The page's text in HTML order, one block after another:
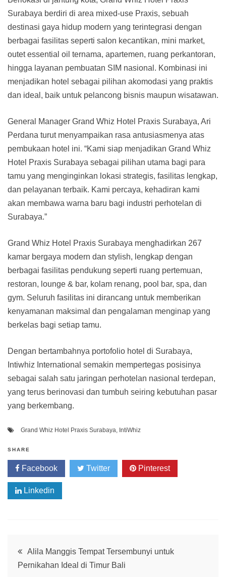
Surabaya berdiri di area mixed-use Praxis, sebuah
destinasi gaya hidup modern yang terintegrasi dengan
berbagai fasilitas seperti salon kecantikan, mini market,
outet essential oil ternama, apartemen, ruang perkantoran,
hingga layanan pembuatan SIM nasional. Kombinasi ini
menjadikan hotel sebagai pilihan akomodasi yang praktis
dan ideal, baik untuk pelancong bisnis maupun wisatawan.
General Manager Grand Whiz Hotel Praxis Surabaya, Ari
Perdana turut menyampaikan rasa antusiasmenya atas
pembukaan hotel ini. “Kami siap menjadikan Grand Whiz
Hotel Praxis Surabaya sebagai pilihan utama bagi para
tamu yang menginginkan lokasi strategis, fasilitas lengkap,
dan pelayanan terbaik. Kami percaya, kehadiran kami
akan membawa warna baru bagi industri perhotelan di
Surabaya.”
Grand Whiz Hotel Praxis Surabaya menghadirkan 267
kamar bergaya modern dan stylish, lengkap dengan
berbagai fasilitas pendukung seperti ruang pertemuan,
restoran, lounge & bar, kolam renang, pool bar, spa, dan
gym. Seluruh fasilitas ini dirancang untuk memberikan
kenyamanan maksimal dan pengalaman menginap yang
berkelas bagi setiap tamu.
Dengan bertambahnya portofolio hotel di Surabaya,
Intiwhiz International semakin mempertegas posisinya
sebagai salah satu jaringan perhotelan nasional terdepan,
yang terus berinovasi dan tumbuh seiring kebutuhan pasar
yang berkembang.
Grand Whiz Hotel Praxis Surabaya, IntiWhiz
SHARE
Facebook Twitter Pinterest
Linkedin
Post
Alila Manggis Tempat Tersembunyi untuk
Pernikahan Ideal di Timur Bali